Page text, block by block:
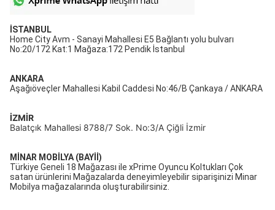
İSTANBUL
Home City Avm - Sanayi Mahallesi E5 Bağlantı yolu bulvarı
No:20/172 Kat:1 Mağaza:172 Pendik İstanbul
ANKARA
Aşağıöveçler Mahallesi Kabil Caddesi No:46/B Çankaya / ANKARA
İZMİR
Balatçık Mahallesi 8788/7 Sok. No:3/A Çiğli İzmir
MİNAR MOBİLYA (BAYİİ)
Türkiye Geneli 18 Mağazası ile xPrime Oyuncu Koltukları Çok
satan ürünlerini Mağazalarda deneyimleyebilir siparişinizi Minar
Mobilya mağazalarında oluşturabilirsiniz.